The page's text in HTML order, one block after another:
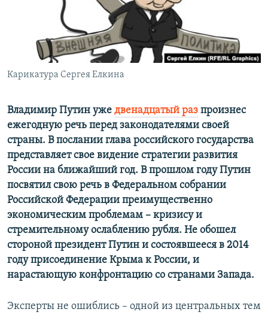
ПОБЕДИТЕЛЕЙ НЕ СУДЯТ?
КРЫМ.НЕПОКОРЕННЫЙ
ELIFBE
УКРАИНСКАЯ ПРОБЛЕМА КРЫМА
ПРИСОЕДИНЯЙТЕСЬ!
Карикатура Сергея Елкина
Владимир Путин уже двенадцатый раз произнес
ежегодную речь перед законодателями своей
страны. В послании глава российского государства
представляет свое видение стратегии развития
России на ближайший год. В прошлом году Путин
посвятил свою речь в Федеральном собрании
Российской Федерации преимущественно
экономическим проблемам – кризису и
стремительному ослаблению рубля. Не обошел
стороной президент Путин и состоявшееся в 2014
году присоединение Крыма к России, и
нарастающую конфронтацию со странами Запада.
Эксперты не ошиблись – одной из центральных тем